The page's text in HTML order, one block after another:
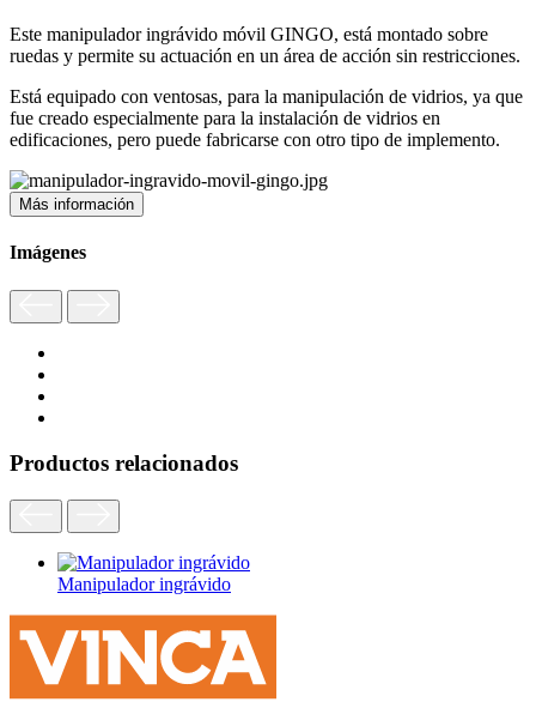
Este manipulador ingrávido móvil GINGO, está montado sobre
ruedas y permite su actuación en un área de acción sin restricciones.
Está equipado con ventosas, para la manipulación de vidrios, ya que
fue creado especialmente para la instalación de vidrios en
edificaciones, pero puede fabricarse con otro tipo de implemento.
Más información
Imágenes
Productos relacionados
Manipulador ingrávido